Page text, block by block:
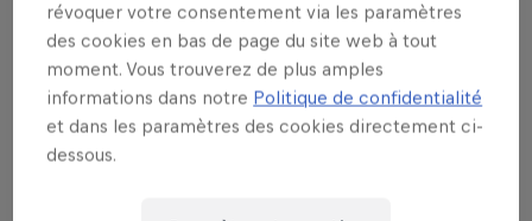
L’équipe BXL Zoo – avec Johnieboy, Madaô,
RamsZZ, Syratch et Darxcioo (16 ans, mais déjà
quatre fois meilleur joueur mondial classé sur
VALORANT !) – a d’abord éliminé BLX Corp avant de
remporter une finale ultra serrée contre Pertinax
révoquer votre consentement via les paramètres
des cookies en bas de page du site web à tout
moment. Vous trouverez de plus amples
informations dans notre Politique de confidentialité
et dans les paramètres des cookies directement ci-
dessous.